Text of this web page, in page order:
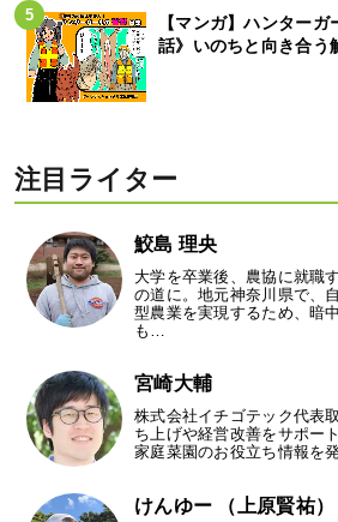
【マンガ】ハンター
話》いのちと向き合う
注目ライター
鮫島 理央
大学を卒業後、農協に就職
の道に。地元神奈川県で、
型農業を実現するため、暗
も…
宮崎大輔
株式会社イチゴテック代表
ち上げや経営改善をサポー
家庭菜園のお役立ち情報を
けんゆー （上原賢祐）